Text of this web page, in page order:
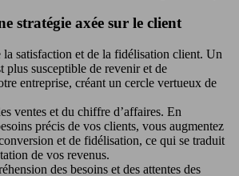
stratégie axée sur le client
satisfaction et de la fidélisation client. Un
plus susceptible de revenir et de
entreprise, créant un cercle vertueux de
ventes et du chiffre d’affaires. En
précis de vos clients, vous augmentez
et de fidélisation, ce qui se traduit
de vos revenus.
des besoins et des attentes des